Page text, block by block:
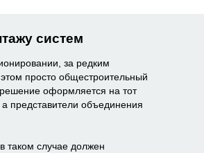
систем
за редким
просто общестроительный
оформляется на тот
представители объединения
таком случае должен